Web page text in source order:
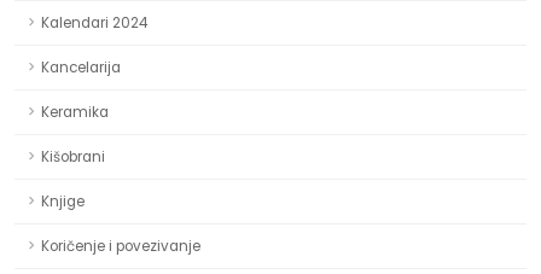
Kalendari 2024
Kancelarija
Keramika
Kišobrani
Knjige
Koričenje i povezivanje